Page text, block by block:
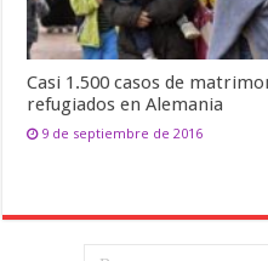
Casi 1.500 casos de
refugiados en Alemania
9 de septiembre de 2016